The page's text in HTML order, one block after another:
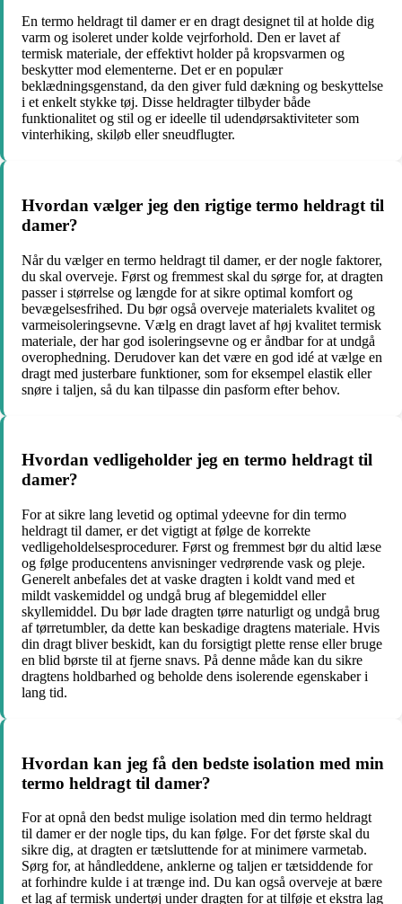
En termo heldragt til damer er en dragt designet til at holde dig
varm og isoleret under kolde vejrforhold. Den er lavet af
termisk materiale, der effektivt holder på kropsvarmen og
beskytter mod elementerne. Det er en populær
beklædningsgenstand, da den giver fuld dækning og beskyttelse
i et enkelt stykke tøj. Disse heldragter tilbyder både
funktionalitet og stil og er ideelle til udendørsaktiviteter som
vinterhiking, skiløb eller sneudflugter.
Hvordan vælger jeg den rigtige termo heldragt til
damer?
Når du vælger en termo heldragt til damer, er der nogle faktorer,
du skal overveje. Først og fremmest skal du sørge for, at dragten
passer i størrelse og længde for at sikre optimal komfort og
bevægelsesfrihed. Du bør også overveje materialets kvalitet og
varmeisoleringsevne. Vælg en dragt lavet af høj kvalitet termisk
materiale, der har god isoleringsevne og er åndbar for at undgå
overophedning. Derudover kan det være en god idé at vælge en
dragt med justerbare funktioner, som for eksempel elastik eller
snøre i taljen, så du kan tilpasse din pasform efter behov.
Hvordan vedligeholder jeg en termo heldragt til
damer?
For at sikre lang levetid og optimal ydeevne for din termo
heldragt til damer, er det vigtigt at følge de korrekte
vedligeholdelsesprocedurer. Først og fremmest bør du altid læse
og følge producentens anvisninger vedrørende vask og pleje.
Generelt anbefales det at vaske dragten i koldt vand med et
mildt vaskemiddel og undgå brug af blegemiddel eller
skyllemiddel. Du bør lade dragten tørre naturligt og undgå brug
af tørretumbler, da dette kan beskadige dragtens materiale. Hvis
din dragt bliver beskidt, kan du forsigtigt plette rense eller bruge
en blid børste til at fjerne snavs. På denne måde kan du sikre
dragtens holdbarhed og beholde dens isolerende egenskaber i
lang tid.
Hvordan kan jeg få den bedste isolation med min
termo heldragt til damer?
For at opnå den bedst mulige isolation med din termo heldragt
til damer er der nogle tips, du kan følge. For det første skal du
sikre dig, at dragten er tætsluttende for at minimere varmetab.
Sørg for, at håndleddene, anklerne og taljen er tætsiddende for
at forhindre kulde i at trænge ind. Du kan også overveje at bære
et lag af termisk undertøj under dragten for at tilføje et ekstra lag